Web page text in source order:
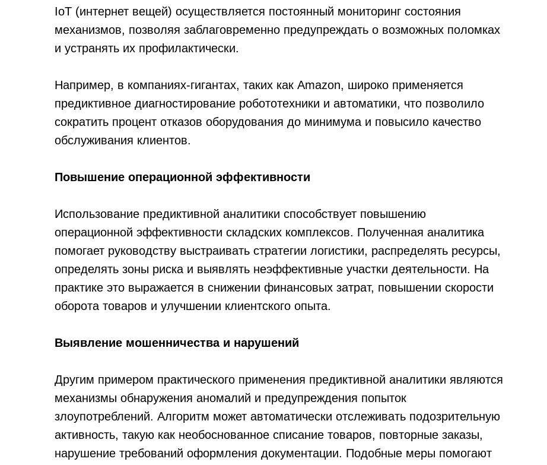
IoT (интернет вещей) осуществляется постоянный мониторинг состояния
механизмов, позволяя заблаговременно предупреждать о возможных поломках
и устранять их профилактически.
Например, в компаниях-гигантах, таких как Amazon, широко применяется
предиктивное диагностирование робототехники и автоматики, что позволило
сократить процент отказов оборудования до минимума и повысило качество
обслуживания клиентов.
Повышение операционной эффективности
Использование предиктивной аналитики способствует повышению
операционной эффективности складских комплексов. Полученная аналитика
помогает руководству выстраивать стратегии логистики, распределять ресурсы,
определять зоны риска и выявлять неэффективные участки деятельности. На
практике это выражается в снижении финансовых затрат, повышении скорости
оборота товаров и улучшении клиентского опыта.
Выявление мошенничества и нарушений
Другим примером практического применения предиктивной аналитики являются
механизмы обнаружения аномалий и предупреждения попыток
злоупотреблений. Алгоритм может автоматически отслеживать подозрительную
активность, такую как необоснованное списание товаров, повторные заказы,
нарушение требований оформления документации. Подобные меры помогают